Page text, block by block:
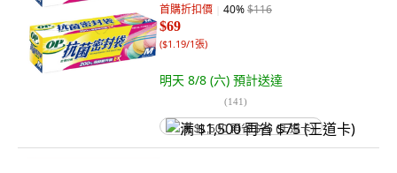
首購折扣價 40%$116
$69
($1.19/1張)
明天 8/8 (六) 預計送達
(141)
满 $1,500 再省 $75 (王道卡)